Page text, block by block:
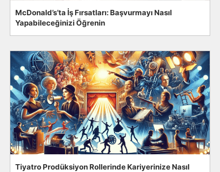
McDonald’s’ta İş Fırsatları: Başvurmayı Nasıl
Yapabileceğinizi Öğrenin
Tiyatro Prodüksiyon Rollerinde Kariyerinize Nasıl